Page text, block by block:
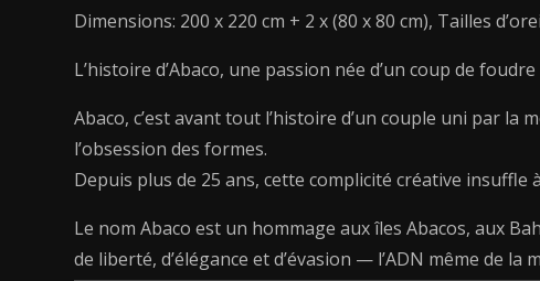
Dimensions: 200 x 220 cm + 2 x (80 x 80 cm), Tailles
L’histoire d’Abaco, une passion née d’un coup de foudre
Abaco, c’est avant tout l’histoire d’un couple uni par
l’obsession des formes.
Depuis plus de 25 ans, cette complicité créative
Le nom Abaco est un hommage aux îles Abacos, aux
de liberté, d’élégance et d’évasion — l’ADN même de la